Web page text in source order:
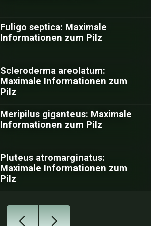
Fuligo septica: Maximale
Informationen zum Pilz
Scleroderma areolatum:
Maximale Informationen zum
Pilz
Meripilus giganteus: Maximale
Informationen zum Pilz
Pluteus atromarginatus:
Maximale Informationen zum
Pilz